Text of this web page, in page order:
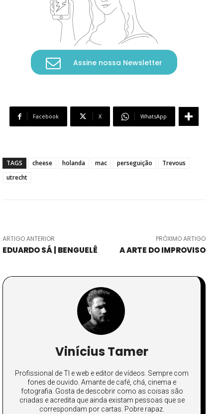
Assine nossa Newsletter
Facebook X WhatsApp
TAGS cheese holanda mac perseguição
Trevous
utrecht
ARTIGO ANTERIOR
EDUARDO SÁ | BENGUELÊ
PRÓXIMO ARTIGO
A ARTE DO IMPROVISO
Vinícius Tamer
Profissional de TI e web e editor de vídeos. Sempre com
fones de ouvido. Amante de café, chá, cinema e
fotografia. Gosta de descobrir como as coisas são
criadas e acredita que ainda existam pessoas que se
correspondam por cartas. Pobre rapaz.